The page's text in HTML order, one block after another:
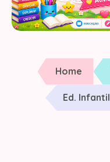
Home
Ed. Infantil